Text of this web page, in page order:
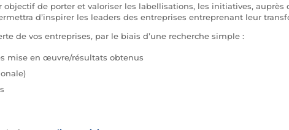
de porter et valoriser les labellisations, les initiatives, auprès
d’inspirer les leaders des entreprises entreprenant leur
de vos entreprises, par le biais d’une recherche simple :
mise en œuvre/résultats obtenus